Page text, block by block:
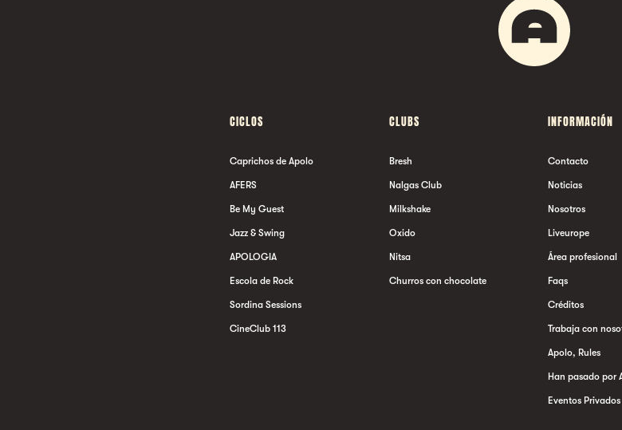
CICLOS
Caprichos de Apolo
AFERS
Be My Guest
Jazz & Swing
APOLOGIA
Escola de Rock
Sordina Sessions
CineClub 113
CLUBS
Bresh
Nalgas Club
Milkshake
Oxido
Nitsa
Churros con chocolate
INFORMACIÓN
Contacto
Noticias
Nosotros
Liveurope
Área profesional
Faqs
Créditos
Trabaja con
Apolo, Rules
Han pasado por
Eventos Privados